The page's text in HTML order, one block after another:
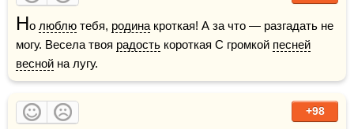
Но люблю тебя, родина кроткая! А за что — разгадать не
могу. Весела твоя радость короткая С громкой песней
весной на лугу.
+98